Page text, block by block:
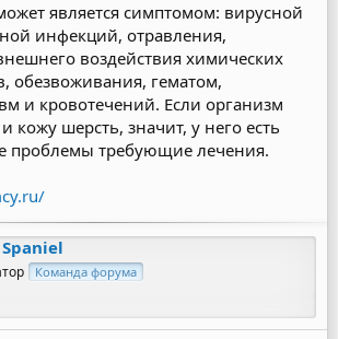
является симптомом: вирусной
инфекций, отравления,
воздействия химических
обезвоживания, гематом,
и кровотечений. Если организм
кожу шерсть, значит, у него есть
проблемы требующие лечения.
Команда форума